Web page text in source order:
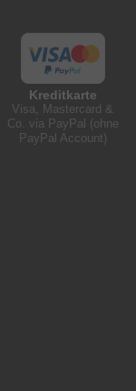
Kreditkarte
Visa, Mastercard &
Co. via PayPal (ohne
PayPal Account)